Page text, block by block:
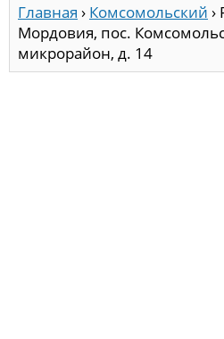
Главная › Комсомольский ›
Мордовия, пос.
микрорайон, д. 14